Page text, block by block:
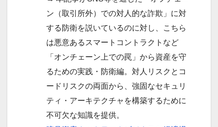
ン（取引所外）での対人的な詐欺」に対
する防衛を説いているのに対し、こちら
は悪意あるスマートコントラクトなど
「オンチェーン上での罠」から資産を守
るための実践・防衛編。対人リスクとコ
ードリスクの両面から、強固なセキュリ
ティ・アーキテクチャを構築するために
不可欠な知識を提供。